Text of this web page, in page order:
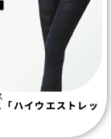
ハイウエストレッ